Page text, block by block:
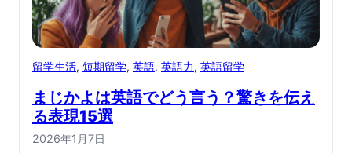
留学生活, 短期留学, 英語, 英語力, 英語留学
まじかよは英語でどう言う？驚きを伝え
る表現15選
2026年1月7日